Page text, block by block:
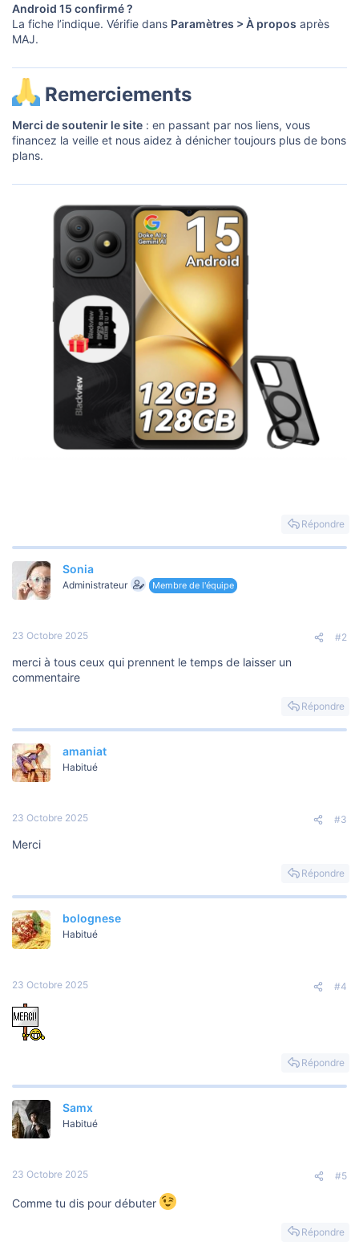
Android 15 confirmé ?
La fiche l’indique. Vérifie dans Paramètres > À propos après
MAJ.
Remerciements​
Merci de soutenir le site : en passant par nos liens, vous
financez la veille et nous aidez à dénicher toujours plus de bons
plans.
Répondre
Sonia
Administrateur Membre de l'équipe
23 Octobre 2025 #2
merci à tous ceux qui prennent le temps de laisser un
commentaire
Répondre
amaniat
Habitué
23 Octobre 2025 #3
Merci
Répondre
bolognese
Habitué
23 Octobre 2025 #4
Répondre
Samx
Habitué
23 Octobre 2025 #5
Comme tu dis pour débuter
Répondre